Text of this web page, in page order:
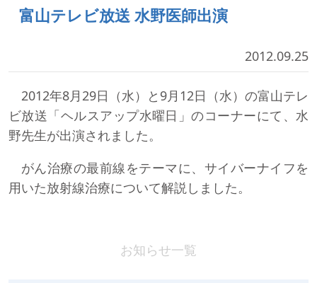
富山テレビ放送 水野医師出演
2012.09.25
2012年8月29日（水）と9月12日（水）の富山テレ
ビ放送「ヘルスアップ水曜日」のコーナーにて、水
野先生が出演されました。
がん治療の最前線をテーマに、サイバーナイフを
用いた放射線治療について解説しました。
お知らせ一覧